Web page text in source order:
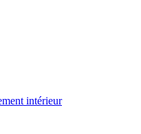
intérieur